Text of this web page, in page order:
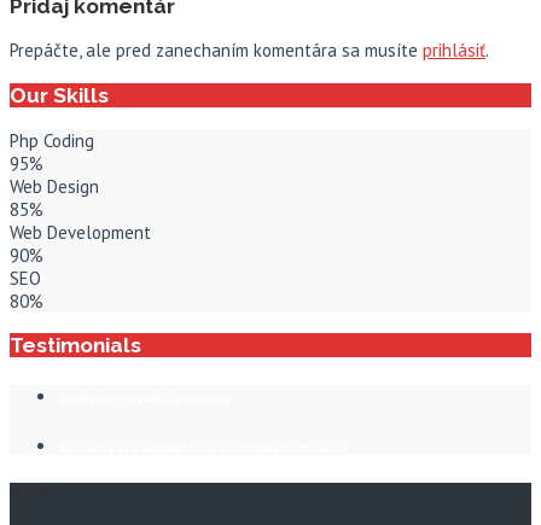
Pridaj komentár
Prepáčte, ale pred zanechaním komentára sa musíte prihlásiť.
Our Skills
Php Coding
95%
Web Design
85%
Web Development
90%
SEO
80%
Testimonials